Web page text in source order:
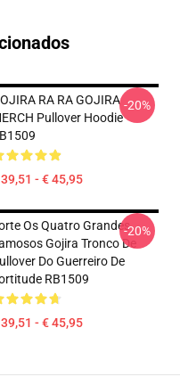
RA RA GOJIRA
Pullover Hoodie
- € 45,95
-20%
Os Quatro Grandes
Gojira Tronco De
Do Guerreiro De
RB1509
- € 45,95
-20%